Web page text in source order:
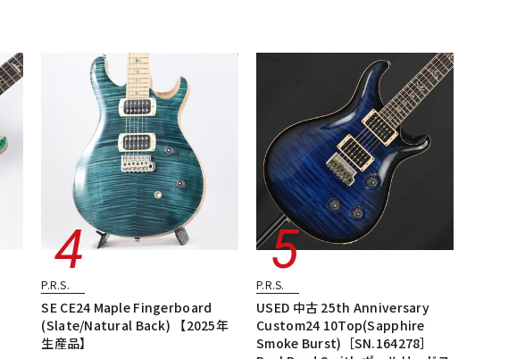
P.R.S.
SE CE24 Maple Fingerboard
(Slate/Natural Back) 【2025年
生産品】
P.R.S.
USED 中古 25th Anniversary
Custom24 10Top(Sapphire
Smoke Burst)［SN.164278］